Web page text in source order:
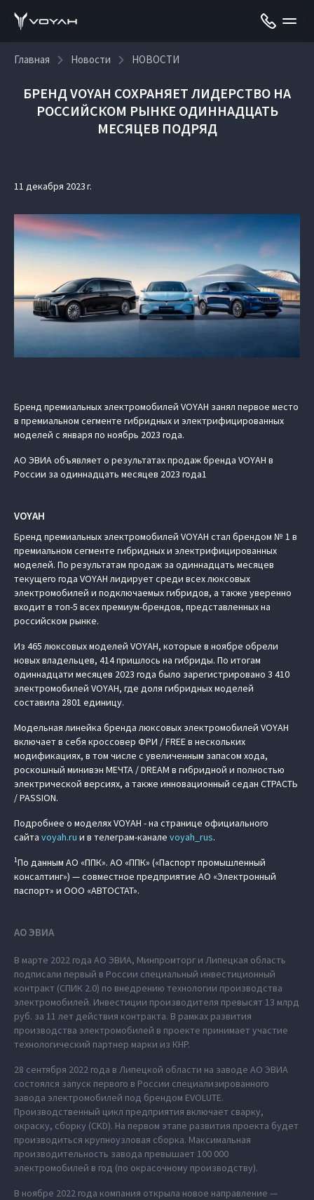
Главная Новости НОВОСТИ
БРЕНД VOYAH СОХРАНЯЕТ ЛИДЕРСТВО НА
РОССИЙСКОМ РЫНКЕ ОДИННАДЦАТЬ
МЕСЯЦЕВ ПОДРЯД
11 декабря 2023 г.
Бренд премиальных электромобилей VOYAH занял первое место
в премиальном сегменте гибридных и электрифицированных
моделей с января по ноябрь 2023 года.
АО ЭВИА объявляет о результатах продаж бренда VOYAH в
России за одиннадцать месяцев 2023 года1
VOYAH
Бренд премиальных электромобилей VOYAH стал брендом № 1 в
премиальном сегменте гибридных и электрифицированных
моделей. По результатам продаж за одиннадцать месяцев
текущего года VOYAH лидирует среди всех люксовых
электромобилей и подключаемых гибридов, а также уверенно
входит в топ-5 всех премиум-брендов, представленных на
российском рынке.
Из 465 люксовых моделей VOYAH, которые в ноябре обрели
новых владельцев, 414 пришлось на гибриды. По итогам
одиннадцати месяцев 2023 года было зарегистрировано 3 410
электромобилей VOYAH, где доля гибридных моделей
составила 2801 единицу.
Модельная линейка бренда люксовых электромобилей VOYAH
включает в себя кроссовер ФРИ / FREE в нескольких
модификациях, в том числе с увеличенным запасом хода,
роскошный минивэн МЕЧТА / DREAM в гибридной и полностью
электрической версиях, а также инновационный седан СТРАСТЬ
/ PASSION.
Подробнее о моделях VOYAH - на странице официального
сайта voyah.ru и в телеграм-канале voyah_rus.
1По данным АО «ППК». АО «ППК» («Паспорт промышленный
консалтинг») — совместное предприятие АО «Электронный
паспорт» и ООО «АВТОСТАТ».
АО ЭВИА
В марте 2022 года АО ЭВИА, Минпромторг и Липецкая область
подписали первый в России специальный инвестиционный
контракт (СПИК 2.0) по внедрению технологии производства
электромобилей. Инвестиции производителя превысят 13 млрд
руб. за 11 лет действия контракта. В рамках развития
производства электромобилей в проекте принимает участие
технологический партнер марки из КНР.
28 сентября 2022 года в Липецкой области на заводе АО ЭВИА
состоялся запуск первого в России специализированного
завода электромобилей под брендом EVOLUTE.
Производственный цикл предприятия включает сварку,
окраску, сборку (CKD). На первом этапе развития проекта будет
производиться крупноузловая сборка. Максимальная
производительность завода превышает 100 000
электромобилей в год (по окрасочному производству).
В ноябре 2022 года компания открыла новое направление —